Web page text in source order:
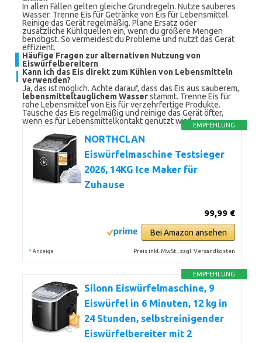
In allen Fällen gelten gleiche Grundregeln. Nutze sauberes
Wasser. Trenne Eis für Getränke von Eis für Lebensmittel.
Reinige das Gerät regelmäßig. Plane Ersatz oder
zusätzliche Kühlquellen ein, wenn du größere Mengen
benötigst. So vermeidest du Probleme und nutzt das Gerät
effizient.
Häufige Fragen zur alternativen Nutzung von
Eiswürfelbereitern
Kann ich das Eis direkt zum Kühlen von Lebensmitteln
verwenden?
Ja, das ist möglich. Achte darauf, dass das Eis aus sauberem,
lebensmitteltauglichem Wasserstammt. Trenne Eis für
rohe Lebensmittel von Eis für verzehrfertige Produkte.
Tausche das Eis regelmäßig und reinige das Gerät öfter,
wenn es für Lebensmittelkontakt genutzt wird.EMPFEHLUNG
NORTHCLAN
Eiswürfelmaschine Testsieger
2026, 14KG Ice Maker für
Zuhause
99,99 €
Bei Amazon ansehen
* Anzeige Preis inkl. MwSt., zzgl. Versandkosten
EMPFEHLUNG
Silonn Eiswürfelmaschine, 9
Eiswürfel in 6 Minuten, 12 kg in
24 Stunden, selbstreinigender
Eiswürfelbereiter mit 2